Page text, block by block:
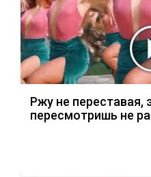
Ржу не переставая,
пересмотришь не